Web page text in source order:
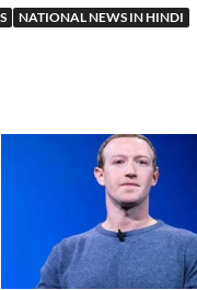
NATIONAL NEWS IN HINDI